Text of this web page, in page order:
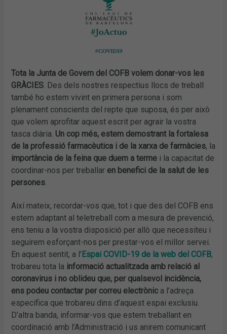
Tota la Junta de Govern del COFB volem donar-vos les
GRÀCIES. Des dels nostres respectius llocs de treball
també ho estem vivint en primera persona i som
plenament conscients del repte que suposa, és per això
que volem aprofitar aquest escrit per agrair la vostra
tasca diària. Un cop més, estem demostrant la fortalesa
de la professió farmacèutica i de la xarxa de farmàcies, la
importància de la feina que duem a terme i la capacitat de
coordinar-nos per treballar en benefici de la salut de les
persones.
Així mateix, recordar-vos que, tot i que des del COFB ens
estem adaptant al teletreball com a mesura de prevenció,
ens teniu a la vostra disposició per allò que necessiteu i
seguirem esforçant-nos per prestar-vos el millor servei.
En aquest sentit, a l’Espai COVID-19 de la web del COFB,
trobareu tota la informació actualitzada amb relació al
coronavirus i no oblideu que, per qualsevol incidència,
ens podeu contactar per correu electrònic a l’adreça
específica que trobareu dins d’aquest espai exclusiu.
D’altra banda, informar-vos que estem treballant en
coordinació amb l’Administració i us anirem comunicant